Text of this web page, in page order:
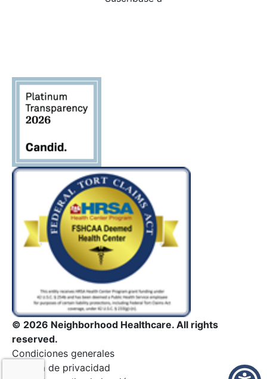
deje este
campo
en
blanco.
© 2026 Neighborhood Healthcare. All rights
reserved.
Condiciones generales
Política de privacidad